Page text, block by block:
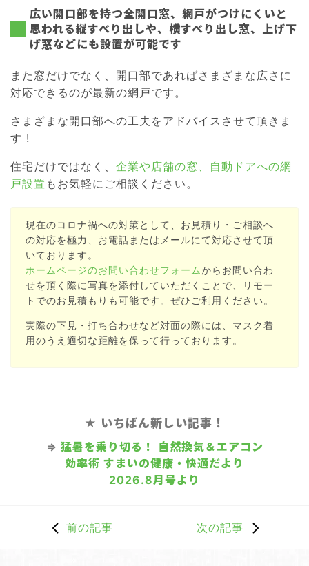
広い開口部を持つ全開口窓、網戸がつけにくいと
思われる縦すべり出しや、横すべり出し窓、上げ下
げ窓などにも設置が可能です
また窓だけでなく、開口部であればさまざまな広さに
対応できるのが最新の網戸です。
さまざまな開口部への工夫をアドバイスさせて頂きま
す !
住宅だけではなく、 企業や店舗の窓、自動ドアへの網
戸設置 もお気軽にご相談ください。
現在のコロナ禍への対策として、お見積り・ご相談へ
の対応を極力、お電話またはメールにて対応させて頂
いております。
ホームページのお問い合わせフォームからお問い合わ
せを頂く際に写真を添付していただくことで、リモー
トでのお見積もりも可能です。ぜひご利用ください。
実際の下見・打ち合わせなど対面の際には、マスク着
用のうえ適切な距離を保って行っております。
★ いちばん新しい記事！
⇒ 猛暑を乗り切る！ 自然換気＆エアコン
効率術 すまいの健康・快適だより
2026.8月号より
前の記事 次の記事